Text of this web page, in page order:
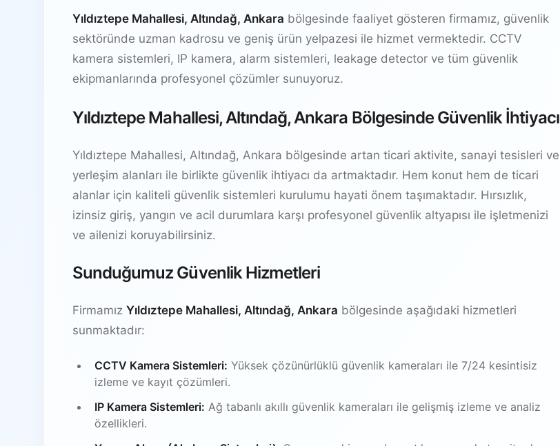
Yıldıztepe Mahallesi, Altındağ, Ankara bölgesinde faaliyet gösteren firmamız, güvenlik
sektöründe uzman kadrosu ve geniş ürün yelpazesi ile hizmet vermektedir. CCTV
kamera sistemleri, IP kamera, alarm sistemleri, leakage detector ve tüm güvenlik
ekipmanlarında profesyonel çözümler sunuyoruz.
Yıldıztepe Mahallesi, Altındağ, Ankara Bölgesinde Güvenlik İhtiyacı
Yıldıztepe Mahallesi, Altındağ, Ankara bölgesinde artan ticari aktivite, sanayi tesisleri ve
yerleşim alanları ile birlikte güvenlik ihtiyacı da artmaktadır. Hem konut hem de ticari
alanlar için kaliteli güvenlik sistemleri kurulumu hayati önem taşımaktadır. Hırsızlık,
izinsiz giriş, yangın ve acil durumlara karşı profesyonel güvenlik altyapısı ile işletmenizi
ve ailenizi koruyabilirsiniz.
Sunduğumuz Güvenlik Hizmetleri
Firmamız Yıldıztepe Mahallesi, Altındağ, Ankara bölgesinde aşağıdaki hizmetleri
sunmaktadır:
CCTV Kamera Sistemleri: Yüksek çözünürlüklü güvenlik kameraları ile 7/24 kesintisiz
izleme ve kayıt çözümleri.
IP Kamera Sistemleri: Ağ tabanlı akıllı güvenlik kameraları ile gelişmiş izleme ve analiz
özellikleri.